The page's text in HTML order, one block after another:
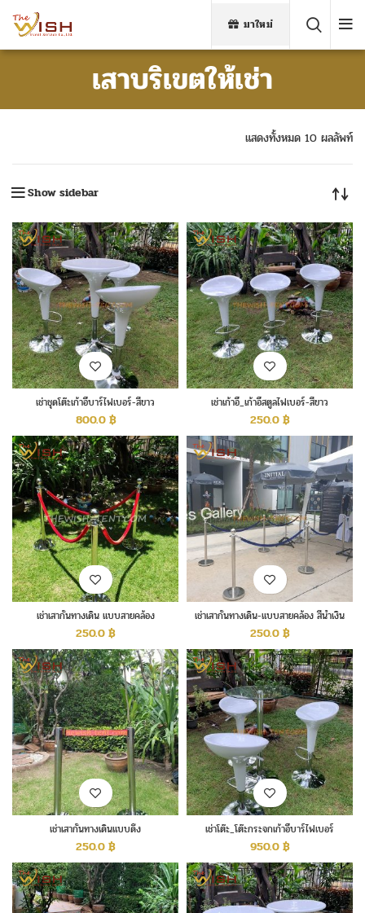
มาใหม่
เสาบริเขตให้เช่า
แสดงทั้งหมด 10 ผลลัพท์
Show sidebar
เช่าชุดโต๊ะเก้าอี้บาร์ไฟเบอร์-สีขาว
800.0฿
เช่าเก้าอี้_เก้าอี้สตูลไฟเบอร์-สีขาว
250.0฿
เช่าเสากั้นทางเดิน แบบสายคล้อง
250.0฿
เช่าเสากั้นทางเดิน-แบบสายคล้อง สีน้ำเงิน
250.0฿
เช่าเสากั้นทางเดินแบบดึง
250.0฿
เช่าโต๊ะ_โต๊ะกระจกเก้าอี้บาร์ไฟเบอร์
950.0฿